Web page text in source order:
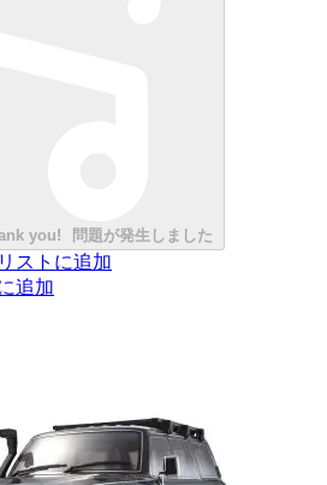
you! 問題が発生しました
ストに追加
追加